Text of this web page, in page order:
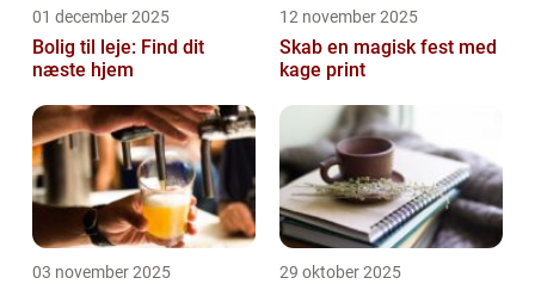
01 december 2025
Bolig til leje: Find dit
næste hjem
12 november 2025
Skab en magisk fest med
kage print
03 november 2025 29 oktober 2025